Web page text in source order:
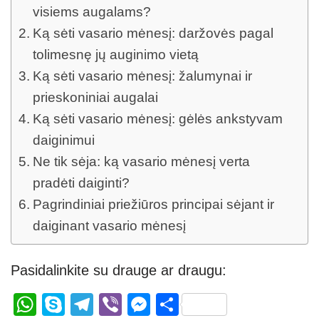
visiems augalams?
Ką sėti vasario mėnesį: daržovės pagal
tolimesnę jų auginimo vietą
Ką sėti vasario mėnesį: žalumynai ir
prieskoniniai augalai
Ką sėti vasario mėnesį: gėlės ankstyvam
daiginimui
Ne tik sėja: ką vasario mėnesį verta
pradėti daiginti?
Pagrindiniai priežiūros principai sėjant ir
daiginant vasario mėnesį
Pasidalinkite su drauge ar draugu:
W
S
T
Vi
M S